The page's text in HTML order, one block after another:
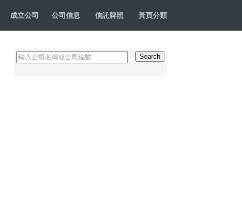
成立公司 公司信息 信託牌照 黃頁分類